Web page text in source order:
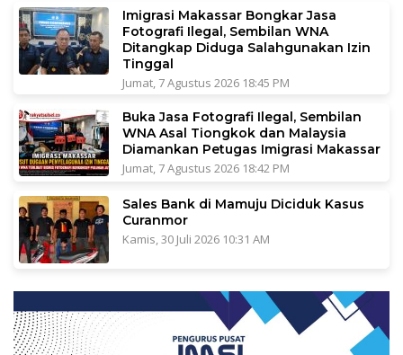
Imigrasi Makassar Bongkar Jasa
Fotografi Ilegal, Sembilan WNA
Ditangkap Diduga Salahgunakan Izin
Tinggal
Jumat, 7 Agustus 2026 18:45 PM
Buka Jasa Fotografi Ilegal, Sembilan
WNA Asal Tiongkok dan Malaysia
Diamankan Petugas Imigrasi Makassar
Jumat, 7 Agustus 2026 18:42 PM
Sales Bank di Mamuju Diciduk Kasus
Curanmor
Kamis, 30 Juli 2026 10:31 AM